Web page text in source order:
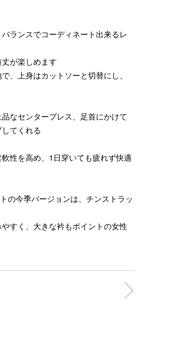
ランスでコーディネート出来るレ
が楽しめます
、上身はカットソーと切替にし、
なセンタープレス、足首にかけて
てくれる
性を高め、1日穿いても疲れず快適
の今季バージョンは、チンストラッ
すく、大きな衿もポイントの女性